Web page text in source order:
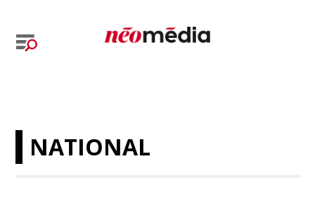
NATIONAL